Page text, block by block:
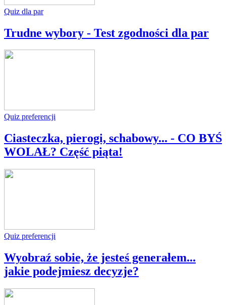
Quiz dla par
Trudne wybory - Test zgodności dla par
Quiz preferencji
Ciasteczka, pierogi, schabowy... - CO BYŚ
WOLAŁ? Część piąta!
Quiz preferencji
Wyobraź sobie, że jesteś generałem...
jakie podejmiesz decyzje?